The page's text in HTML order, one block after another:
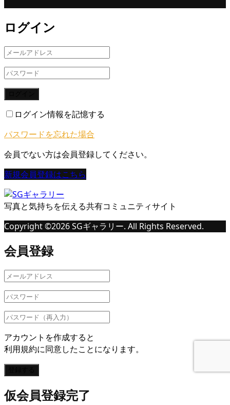
ログイン
ログイン情報を記憶する
パスワードを忘れた場合
会員でない方は会員登録してください。
新規会員登録はこちら
写真と気持ちを伝える共有コミュニティサイト
Copyright ©2026SGギャラリー. All Rights Reserved.
会員登録
アカウントを作成すると
利用規約に同意したことになります。
仮会員登録完了